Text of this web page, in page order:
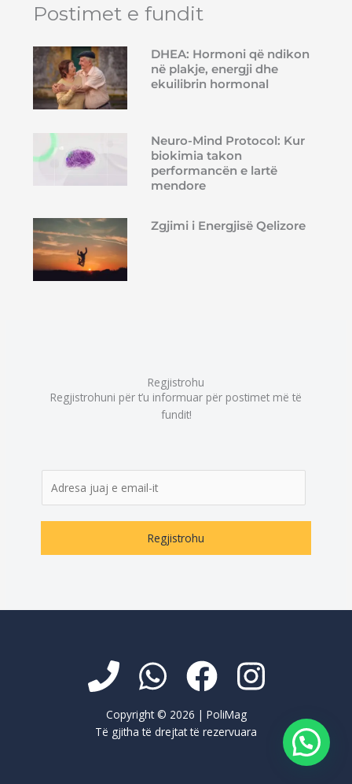
Postimet e fundit
DHEA: Hormoni që ndikon
në plakje, energji dhe
ekuilibrin hormonal
Neuro-Mind Protocol: Kur
biokimia takon
performancën e lartë
mendore
Zgjimi i Energjisë Qelizore
Regjistrohu
Regjistrohuni për t’u informuar për postimet më të
fundit!
m
Regjistrohu
Copyright © 2026 | PoliMag
Të gjitha të drejtat të rezervuara